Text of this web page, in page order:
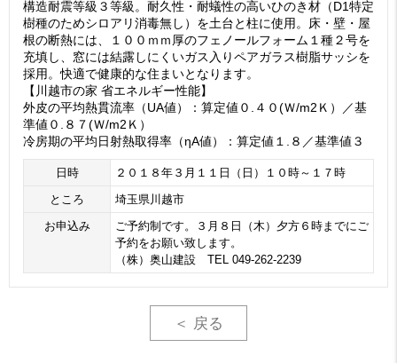
構造耐震等級３等級。耐久性・耐蟻性の高いひのき材（D1特定
樹種のためシロアリ消毒無し）を土台と柱に使用。床・壁・屋
根の断熱には、１００ｍｍ厚のフェノールフォーム１種２号を
充填し、窓には結露しにくいガス入りペアガラス樹脂サッシを
採用。快適で健康的な住まいとなります。
【川越市の家 省エネルギー性能】
外皮の平均熱貫流率（UA値）：算定値０.４０(Ｗ/m2Ｋ）／基
準値０.８７(Ｗ/m2Ｋ）
冷房期の平均日射熱取得率（ηA値）：算定値１.８／基準値３
日時
２０１８年３月１１日（日）１０時～１７時
ところ
埼玉県川越市
お申込み
ご予約制です。３月８日（木）夕方６時までにご
予約をお願い致します。
（株）奥山建設 TEL 049-262-2239
＜ 戻る